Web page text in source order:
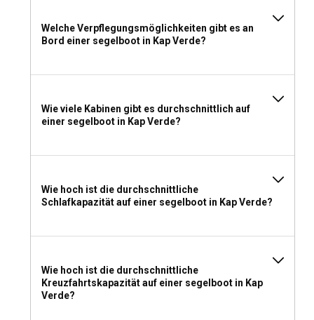
Soll ich auf den Kapverden ein Segelboot mit oder
ohne Crew mieten?
Wenn Sie sich für die Anmietung eines Segelboots mit
Segelausflug mit Freizeit und Luxus abgerundet. Sie können
sich ganz auf die Schönheit der Kapverden konzentrieren,
Welche Lizenz benötige ich, um auf den Kapverden
ein Segelboot zu chartern?
müssen Sie über ein International Certificate of
Ihres Heimatlandes verfügen.
Was sollte man für einen Segelbootcharter auf den
Welche Verpflegungsmöglichkeiten gibt es an
Bord einer segelboot in Kap Verde?
Wie viele Kabinen gibt es durchschnittlich auf
einer segelboot in Kap Verde?
Wie hoch ist die durchschnittliche
Schlafkapazität auf einer segelboot in Kap Verde?
Wie hoch ist die durchschnittliche
Kreuzfahrtskapazität auf einer segelboot in Kap
Verde?